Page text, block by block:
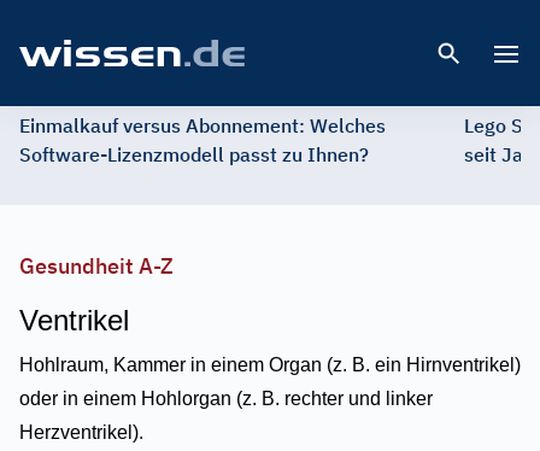
Einmalkauf versus Abonnement: Welches
Software-Lizenzmodell passt zu Ihnen?
Lego
seit
Gesundheit A-Z
Ventrikel
Hohlraum, Kammer in einem Organ (z. B. ein Hirnventrikel)
oder in einem Hohlorgan (z. B. rechter und linker
Herzventrikel).